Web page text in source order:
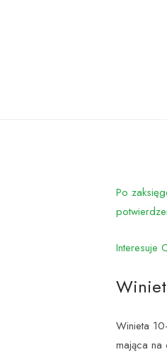
Po
Interesuje
Winieta
mająca na